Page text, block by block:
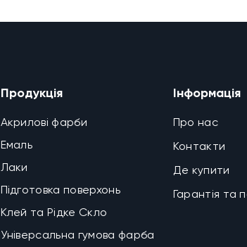
Продукція
Акрилові фарби
Емаль
Лаки
Підготовка поверхонь
Клей та Рідке Скло
Універсальна гумова фарба
Інформація
Про нас
Контакти
Де купити
Гарантія та